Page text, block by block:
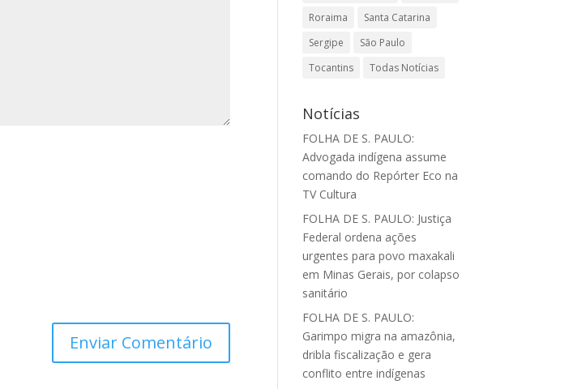
Roraima
Santa Catarina
Sergipe
São Paulo
Tocantins
Todas Notícias
Notícias
FOLHA DE S. PAULO:
Advogada indígena assume
comando do Repórter Eco na
TV Cultura
FOLHA DE S. PAULO: Justiça
Federal ordena ações
urgentes para povo maxakali
em Minas Gerais, por colapso
sanitário
FOLHA DE S. PAULO:
Garimpo migra na amazônia,
dribla fiscalização e gera
conflito entre indígenas